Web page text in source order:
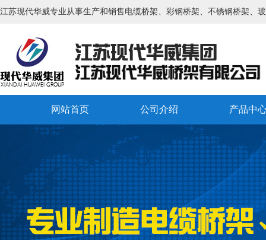
江苏现代华威专业从事生产和销售电缆桥架、彩钢桥架、不锈钢桥架、
网站首页 公司介绍 产品中